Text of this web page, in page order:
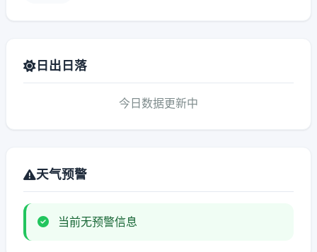
日出日落
今日数据更新中
天气预警
当前无预警信息